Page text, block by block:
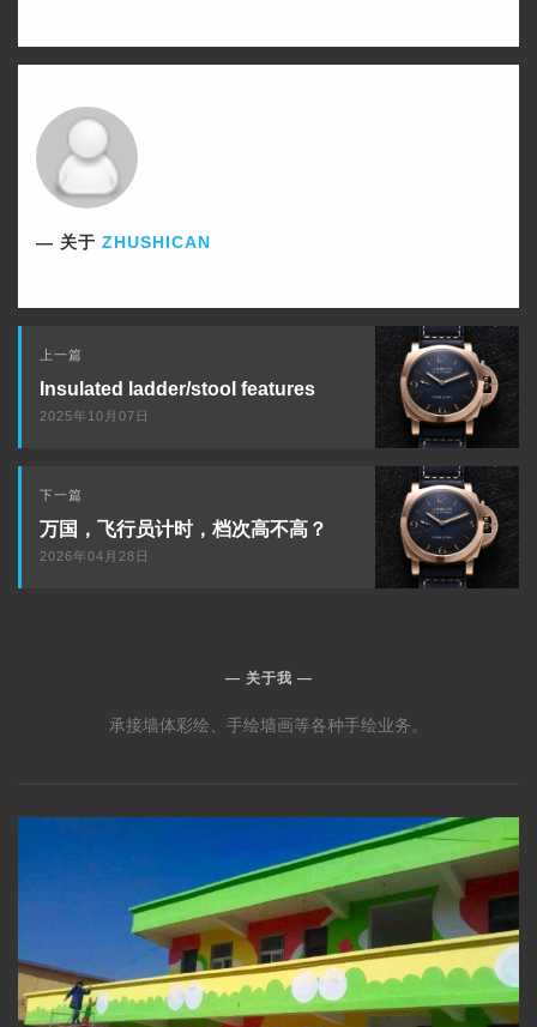
博
关于 ZHUSHICAN
下
一
篇
上一篇
Insulated ladder/stool features
2025年10月07日
上
一
篇
下一篇
万国，飞行员计时，档次高不高？
2026年04月28日
关于我
承接墙体彩绘、手绘墙画等各种手绘业务。